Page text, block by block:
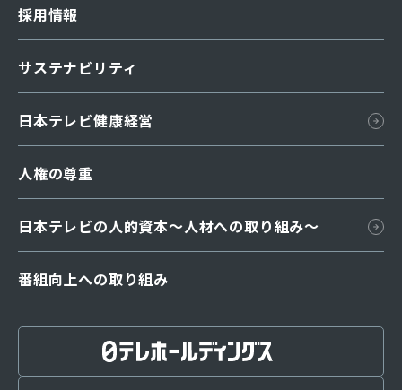
日本テレビ略史
採用情報
サステナビリティ
日本テレビ健康経営
人権の尊重
日本テレビの人的資本〜人材への取り組み～
番組向上への取り組み
放送番組審議会